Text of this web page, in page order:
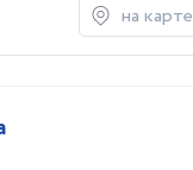
на карте